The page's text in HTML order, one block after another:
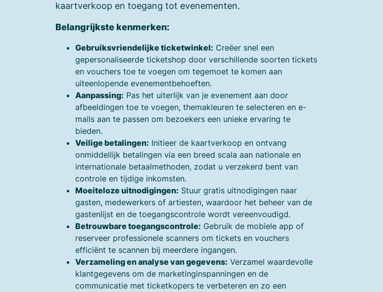
kaartverkoop en toegang tot evenementen.
Belangrijkste kenmerken:
Gebruiksvriendelijke ticketwinkel: Creëer snel een
gepersonaliseerde ticketshop door verschillende soorten tickets
en vouchers toe te voegen om tegemoet te komen aan
uiteenlopende evenementbehoeften.
Aanpassing: Pas het uiterlijk van je evenement aan door
afbeeldingen toe te voegen, themakleuren te selecteren en e-
mails aan te passen om bezoekers een unieke ervaring te
bieden.
Veilige betalingen: Initieer de kaartverkoop en ontvang
onmiddellijk betalingen via een breed scala aan nationale en
internationale betaalmethoden, zodat u verzekerd bent van
controle en tijdige inkomsten.
Moeiteloze uitnodigingen: Stuur gratis uitnodigingen naar
gasten, medewerkers of artiesten, waardoor het beheer van de
gastenlijst en de toegangscontrole wordt vereenvoudigd.
Betrouwbare toegangscontrole: Gebruik de mobiele app of
reserveer professionele scanners om tickets en vouchers
efficiënt te scannen bij meerdere ingangen.
Verzameling en analyse van gegevens: Verzamel waardevolle
klantgegevens om de marketinginspanningen en de
communicatie met ticketkopers te verbeteren en zo een